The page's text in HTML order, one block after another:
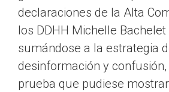
declaraciones de la Alta
los DDHH Michelle Bachelet
sumándose a la estrategia
desinformación y
prueba que pudiese